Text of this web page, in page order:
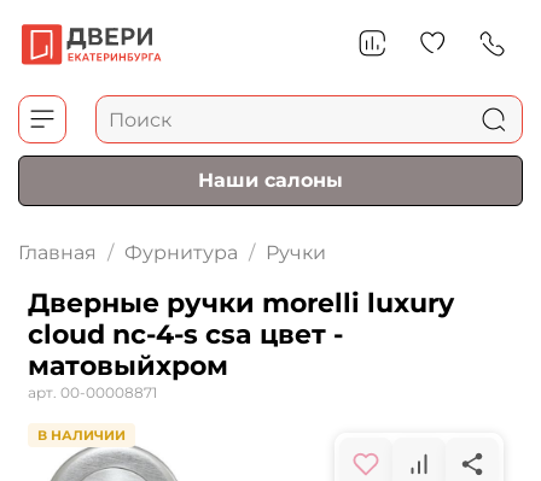
Наши салоны
Главная Фурнитура Ручки
Дверные ручки morelli luxury
cloud nc-4-s csa цвет -
матовыйхром
арт. 00-00008871
В НАЛИЧИИ